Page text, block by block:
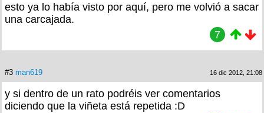
esto ya lo había visto por aquí, pero me volvió a sacar
una carcajada.
7
#3 man619 16 dic 2012, 21:08
y si dentro de un rato podréis ver comentarios
diciendo que la viñeta está repetida :D